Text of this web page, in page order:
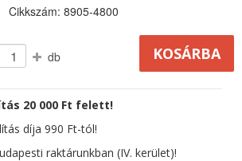
Cikkszám: 8905-4800
db
20 000 Ft felett!
díja 990 Ft-tól!
raktárunkban (IV. kerület)!